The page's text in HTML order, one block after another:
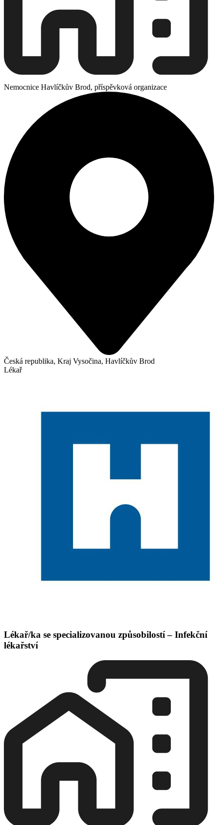
Nemocnice Havlíčkův Brod, příspěvková organizace
Česká republika, Kraj Vysočina, Havlíčkův Brod
Lékař
Lékař/ka se specializovanou způsobilostí – Infekční
lékařství